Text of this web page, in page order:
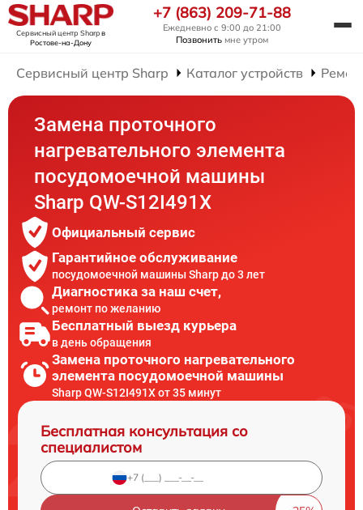
Сервисный центр Sharpв
Ростове-на-Дону
+7 (863) 209-71-88
Ежедневно с 9:00 до 21:00
Позвонить мне утром
Сервисный центр Sharp Каталог устройств
Замена проточного
нагревательного элемента
посудомоечной машины
Sharp QW-S12I491X
Официальный сервис
Гарантийное обслуживание
посудомоечной машины Sharp до 3 лет
Диагностика за наш счет,
ремонт по желанию
Бесплатный выезд курьера
в день обращения
Замена проточного нагревательного
элемента посудомоечной машины
Sharp QW-S12I491X от 35 минут
Бесплатная консультация со
специалистом